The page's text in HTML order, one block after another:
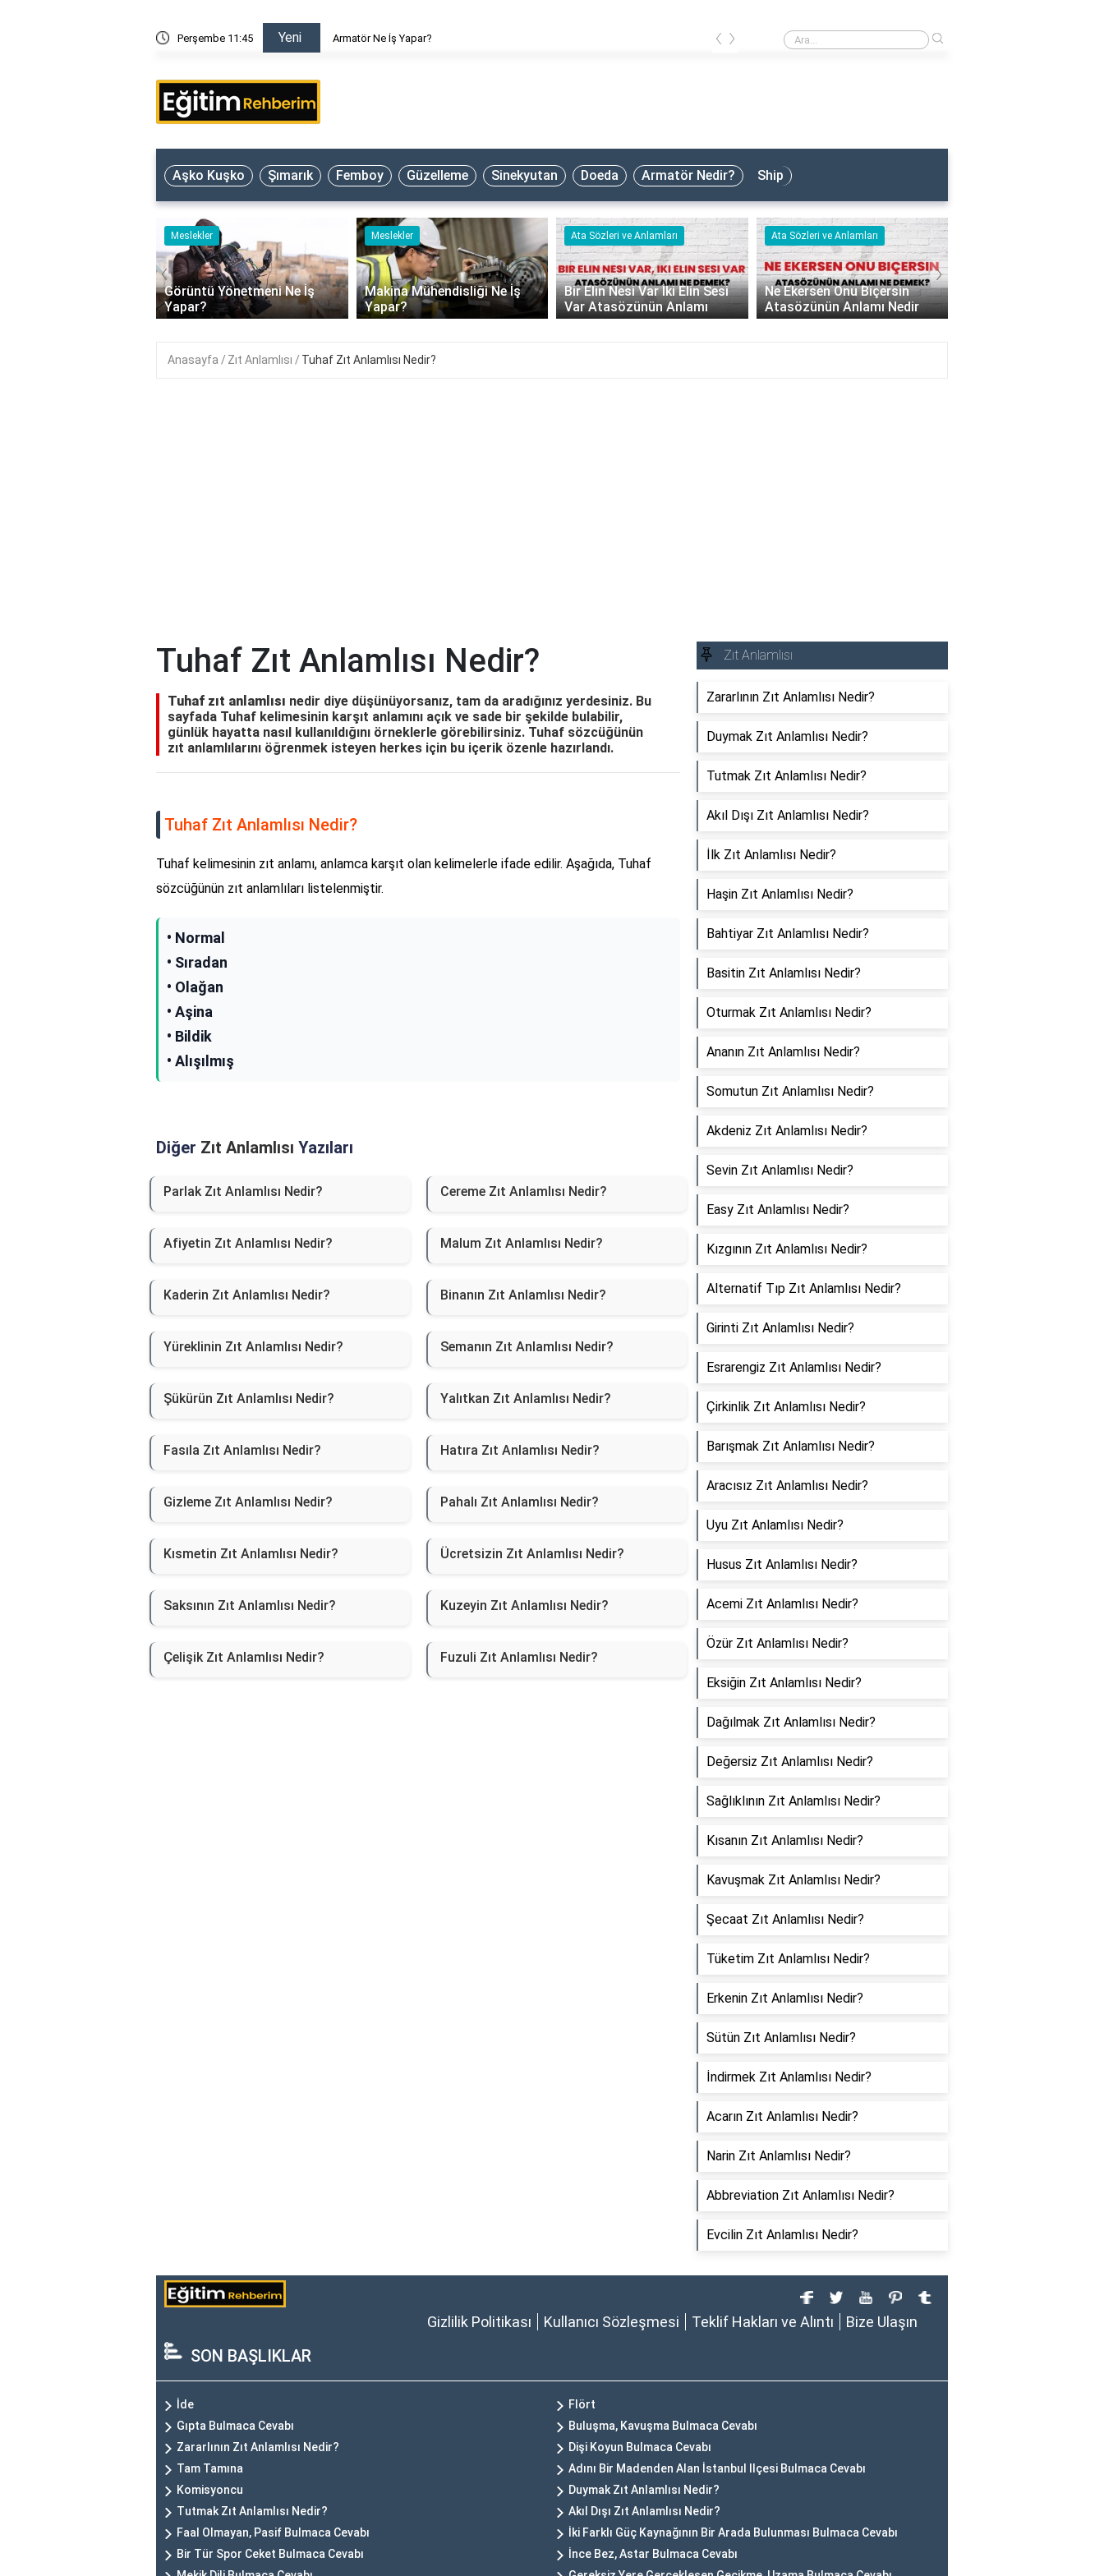
Perşembe 11:45 Yeni Armatör Ne İş Yapar? Armatör Ne İş Yapar?
‹ ›
Aşko Kuşko Şımarık Femboy Güzelleme Sinekyutan Doeda Armatör Nedir? Ship
Meslekler
Görüntü Yönetmeni Ne İş
Yapar?
Meslekler
Makina Mühendisliği Ne İş
Yapar?
Ata Sözleri ve Anlamları
Bir Elin Nesi Var İki Elin Sesi
Var Atasözünün Anlamı
Ata Sözleri ve Anlamları
Ne Ekersen Onu Biçersin
Atasözünün Anlamı Nedir
‹ ›
Anasayfa Zıt Anlamlısı Tuhaf Zıt Anlamlısı Nedir?
Tuhaf Zıt Anlamlısı Nedir?
Tuhaf zıt anlamlısı nedir diye düşünüyorsanız, tam da aradığınız yerdesiniz. Bu
sayfada Tuhaf kelimesinin karşıt anlamını açık ve sade bir şekilde bulabilir,
günlük hayatta nasıl kullanıldığını örneklerle görebilirsiniz. Tuhaf sözcüğünün
zıt anlamlılarını öğrenmek isteyen herkes için bu içerik özenle hazırlandı.
Tuhaf Zıt Anlamlısı Nedir?
Tuhaf kelimesinin zıt anlamı, anlamca karşıt olan kelimelerle ifade edilir. Aşağıda, Tuhaf
sözcüğünün zıt anlamlıları listelenmiştir.
• Normal
• Sıradan
• Olağan
• Aşina
• Bildik
• Alışılmış
Diğer Zıt Anlamlısı Yazıları
Parlak Zıt Anlamlısı Nedir? Cereme Zıt Anlamlısı Nedir?
Afiyetin Zıt Anlamlısı Nedir? Malum Zıt Anlamlısı Nedir?
Kaderin Zıt Anlamlısı Nedir? Binanın Zıt Anlamlısı Nedir?
Yüreklinin Zıt Anlamlısı Nedir? Semanın Zıt Anlamlısı Nedir?
Şükürün Zıt Anlamlısı Nedir? Yalıtkan Zıt Anlamlısı Nedir?
Fasıla Zıt Anlamlısı Nedir? Hatıra Zıt Anlamlısı Nedir?
Gizleme Zıt Anlamlısı Nedir? Pahalı Zıt Anlamlısı Nedir?
Kısmetin Zıt Anlamlısı Nedir? Ücretsizin Zıt Anlamlısı Nedir?
Saksının Zıt Anlamlısı Nedir? Kuzeyin Zıt Anlamlısı Nedir?
Çelişik Zıt Anlamlısı Nedir? Fuzuli Zıt Anlamlısı Nedir?
Zıt Anlamlısı
Zararlının Zıt Anlamlısı Nedir?
Duymak Zıt Anlamlısı Nedir?
Tutmak Zıt Anlamlısı Nedir?
Akıl Dışı Zıt Anlamlısı Nedir?
İlk Zıt Anlamlısı Nedir?
Haşin Zıt Anlamlısı Nedir?
Bahtiyar Zıt Anlamlısı Nedir?
Basitin Zıt Anlamlısı Nedir?
Oturmak Zıt Anlamlısı Nedir?
Ananın Zıt Anlamlısı Nedir?
Somutun Zıt Anlamlısı Nedir?
Akdeniz Zıt Anlamlısı Nedir?
Sevin Zıt Anlamlısı Nedir?
Easy Zıt Anlamlısı Nedir?
Kızgının Zıt Anlamlısı Nedir?
Alternatif Tıp Zıt Anlamlısı Nedir?
Girinti Zıt Anlamlısı Nedir?
Esrarengiz Zıt Anlamlısı Nedir?
Çirkinlik Zıt Anlamlısı Nedir?
Barışmak Zıt Anlamlısı Nedir?
Aracısız Zıt Anlamlısı Nedir?
Uyu Zıt Anlamlısı Nedir?
Husus Zıt Anlamlısı Nedir?
Acemi Zıt Anlamlısı Nedir?
Özür Zıt Anlamlısı Nedir?
Eksiğin Zıt Anlamlısı Nedir?
Dağılmak Zıt Anlamlısı Nedir?
Değersiz Zıt Anlamlısı Nedir?
Sağlıklının Zıt Anlamlısı Nedir?
Kısanın Zıt Anlamlısı Nedir?
Kavuşmak Zıt Anlamlısı Nedir?
Şecaat Zıt Anlamlısı Nedir?
Tüketim Zıt Anlamlısı Nedir?
Erkenin Zıt Anlamlısı Nedir?
Sütün Zıt Anlamlısı Nedir?
İndirmek Zıt Anlamlısı Nedir?
Acarın Zıt Anlamlısı Nedir?
Narin Zıt Anlamlısı Nedir?
Abbreviation Zıt Anlamlısı Nedir?
Evcilin Zıt Anlamlısı Nedir?
Gizlilik Politikası Kullanıcı Sözleşmesi Teklif Hakları ve Alıntı Bize Ulaşın
SON BAŞLIKLAR
İde
Flört
Gıpta Bulmaca Cevabı
Buluşma, Kavuşma Bulmaca Cevabı
Zararlının Zıt Anlamlısı Nedir?
Dişi Koyun Bulmaca Cevabı
Tam Tamına
Adını Bir Madenden Alan İstanbul Ilçesi Bulmaca Cevabı
Komisyoncu
Duymak Zıt Anlamlısı Nedir?
Tutmak Zıt Anlamlısı Nedir?
Akıl Dışı Zıt Anlamlısı Nedir?
Faal Olmayan, Pasif Bulmaca Cevabı
İki Farklı Güç Kaynağının Bir Arada Bulunması Bulmaca Cevabı
Bir Tür Spor Ceket Bulmaca Cevabı
İnce Bez, Astar Bulmaca Cevabı